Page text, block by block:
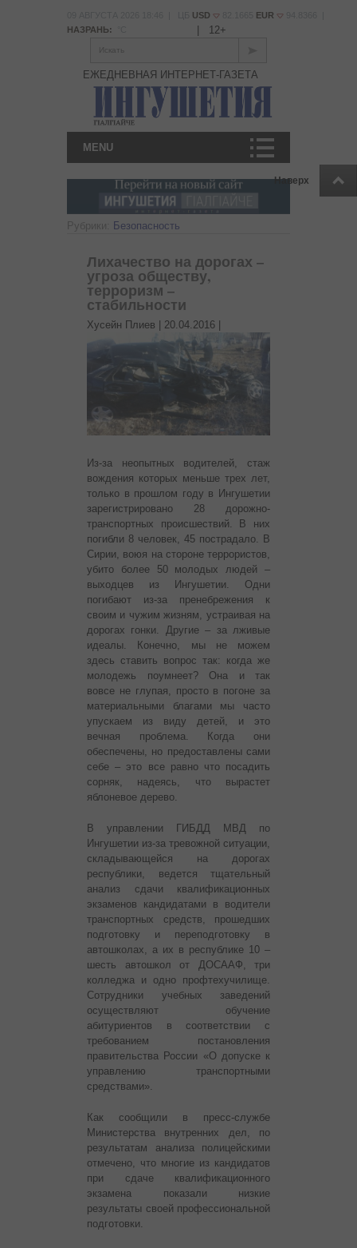
Наверх
USD EUR
НАЗРАНЬ:
12+
Искать
ЕЖЕДНЕВНАЯ ИНТЕРНЕТ-ГАЗЕТА
MENU
Рубрики: Безопасность
Лихачество на дорогах –
угроза обществу,
терроризм –
стабильности
Хусейн Плиев | 20.04.2016
Из-за неопытных водителей, стаж
вождения которых меньше трех лет,
только в прошлом году в Ингушетии
зарегистрировано 28 дорожно-
транспортных происшествий. В них
погибли 8 человек, 45 пострадало. В
Сирии, воюя на стороне террористов,
убито более 50 молодых людей –
выходцев из Ингушетии. Одни
погибают из-за пренебрежения к
своим и чужим жизням, устраивая на
дорогах гонки. Другие – за лживые
идеалы.
Конечно, мы не можем
здесь ставить вопрос так: когда же
молодежь поумнеет? Она и так
вовсе не глупая, просто в погоне за
материальными благами мы часто
упускаем из виду детей, и это
вечная проблема. Когда они
обеспечены, но предоставлены сами
себе – это все равно что посадить
сорняк, надеясь, что вырастет
яблоневое дерево.
В управлении ГИБДД МВД по
Ингушетии из-за тревожной ситуации,
складывающейся на дорогах
республики, ведется тщательный
анализ сдачи квалификационных
экзаменов кандидатами в водители
транспортных средств, прошедших
подготовку и переподготовку в
автошколах, а их в республике 10 –
шесть автошкол от ДОСААФ, три
колледжа и одно профтехучилище.
Сотрудники учебных заведений
осуществляют обучение
абитуриентов в соответствии с
требованием постановления
правительства России «О допуске к
управлению транспортными
средствами».
Как сообщили в пресс-службе
Министерства внутренних дел, по
результатам анализа полицейскими
отмечено, что многие из кандидатов
при сдаче квалификационного
экзамена показали низкие
результаты своей профессиональной
подготовки.